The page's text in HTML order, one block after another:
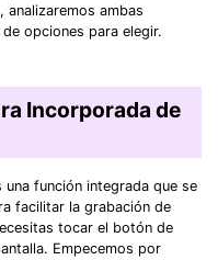
analizaremos ambas
opciones para elegir.
Incorporada de
función integrada que se
facilitar la grabación de
tocar el botón de
Empecemos por